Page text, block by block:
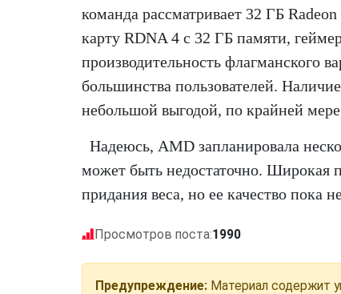
команда рассматривает 32 ГБ
карту RDNA 4 с 32 ГБ памяти,
производительность флагманского
большинства пользователей.
небольшой выгодой, по крайней
Надеюсь, AMD запланировала
может быть недостаточно. Широкая
придания веса, но ее качество пока
Просмотров поста:1990
Предупреждение: Материал содержит